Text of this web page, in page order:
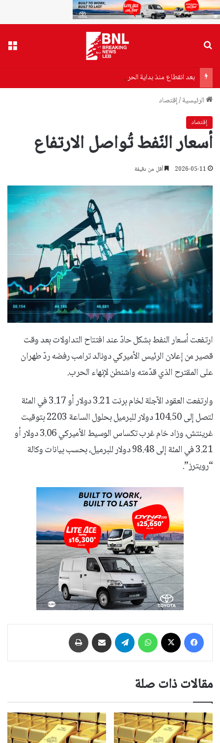
بعد انقطاع منذ بداية الحرب… عودة الكهرباء إلى دير ميماس
الرئيسية/إقتصاد
إقتصاد
أسعار النّفط تُواصل الارتفاع
2026-05-11 أقل من دقيقة
ارتفعت أسعار النفط بشكل حادّ عند افتتاح التداولات بعد وقت
قصير من إعلان الرئيس الأميركي دونالد ترامب رفضه ردّ طهران
على المقترح الذي قدّمته واشنطن لإنهاء الحرب.
وارتفعت العقود الآجلة لخام برنت 3.21 دولار أو 3.17 في المئة
لتصل إلى 104.50 دولار للبرميل بحلول الساعة 2203 بتوقيت
غرينتش، وزاد خام غرب تكساس الوسيط الأميركي 3.06 دولار أو
3.21 في المئة إلى 98.48 دولار للبرميل، بحسب بيانات وكالة
“رويترز”.
فيسبوك واتساب تيلقرام مشاركة عبر البريد
مقالات ذات صلة